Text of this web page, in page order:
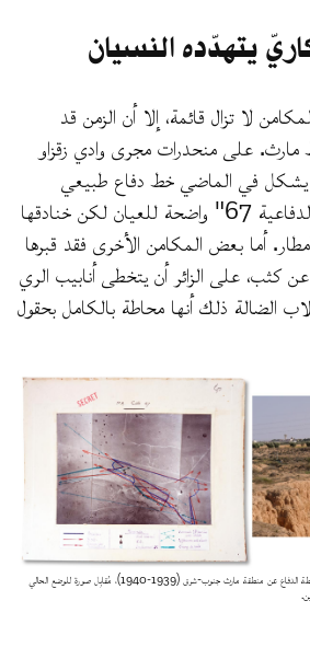
يتهدّده النسيان
لا تزال قائمة، إلا أن الزمن قد
على منحدرات مجرى وادي زقزاو
يشكل في الماضي خط دفاع طبيعي
إضافي، لا تزال "النقطة الدفاعية 67" واضحة للعيان لكن خنادقها
أما بعض المكامن الأخرى فقد قبرها
عن كثب، على الزائر أن يتخطى أنابيب الري
الضالة ذلك أنها محاطة بالكامل بحقول
صورة جوية لنقطة استناد الجهة 67، مأخوذة من خطة الدفاع عن منطقة مارث جنوب-شرق (1939-1940)، مُقابِل صورة للوضع الحالي